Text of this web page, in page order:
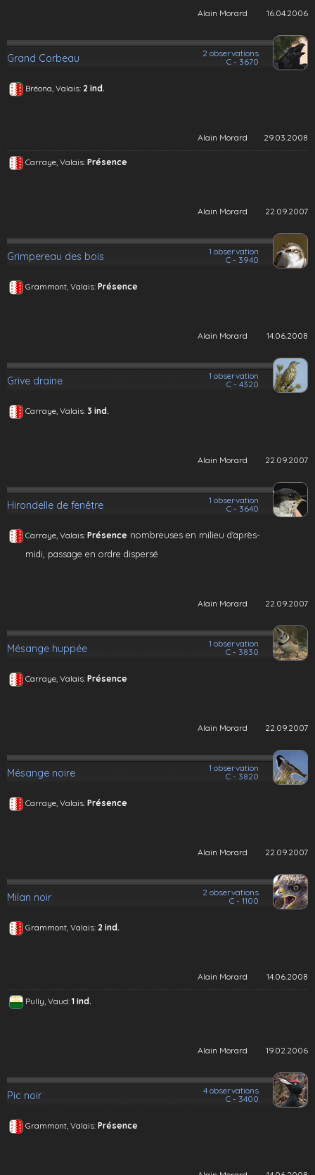
Alain Morard 16.04.2006
Grand Corbeau
2 observations
C - 3670
Bréona, Valais: 2 ind.
Alain Morard 29.03.2008
Carraye, Valais: Présence
Alain Morard 22.09.2007
Grimpereau des bois
1 observation
C - 3940
Grammont, Valais: Présence
Alain Morard 14.06.2008
Grive draine
1 observation
C - 4320
Carraye, Valais: 3 ind.
Alain Morard 22.09.2007
Hirondelle de fenêtre
1 observation
C - 3640
Carraye, Valais: Présence nombreuses en milieu d'après-
midi, passage en ordre dispersé
Alain Morard 22.09.2007
Mésange huppée
1 observation
C - 3830
Carraye, Valais: Présence
Alain Morard 22.09.2007
Mésange noire
1 observation
C - 3820
Carraye, Valais: Présence
Alain Morard 22.09.2007
Milan noir
2 observations
C - 1100
Grammont, Valais: 2 ind.
Alain Morard 14.06.2008
Pully, Vaud: 1 ind.
Alain Morard 19.02.2006
Pic noir
4 observations
C - 3400
Grammont, Valais: Présence